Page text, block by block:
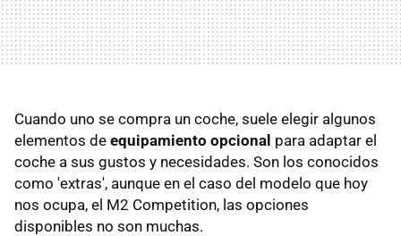
Cuando uno se compra un coche, suele elegir algunos
elementos de equipamiento opcional para adaptar el
coche a sus gustos y necesidades. Son los conocidos
como 'extras', aunque en el caso del modelo que hoy
nos ocupa, el M2 Competition, las opciones
disponibles no son muchas.